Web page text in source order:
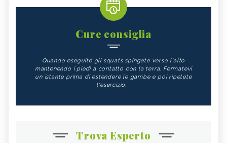
Cure consiglia
Quando eseguite gli squats spingete verso l'alto
mantenendo i piedi a contatto con la terra. Fermatevi
un istante prima di estendere le gambe e poi ripetete
l'esercizio.
Trova Esperto